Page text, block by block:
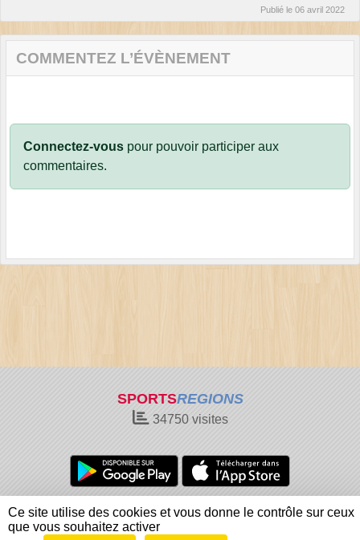
Publié le 06 avril 2022
COMMENTEZ L’ÉVÈNEMENT
Connectez-vous pour pouvoir participer aux
commentaires.
SPORTSREGIONS
34750visites
Charte cookies
Gestion des cookies
Informations légales
Signaler un contenu inapproprié
Ce site utilise des cookies et vous donne le contrôle sur ceux
que vous souhaitez activer